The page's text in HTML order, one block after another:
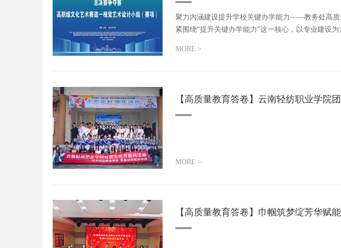
聚力内涵建设提升学校关键办学能力——教务处高质
紧围绕“提升关键办学能力”这一核心，以专业建设
MORE >
【高质量教育答卷】云南轻纺职业学院
MORE >
【高质量教育答卷】巾帼筑梦绽芳华